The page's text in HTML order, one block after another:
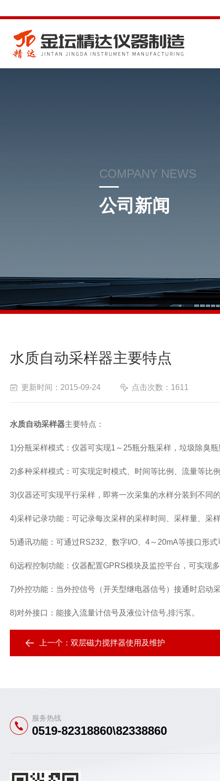
COMPANY NEWS
公司新闻
水质自动采样器主要特点
更新时间：2015-09-24 点击次数：1611
水质自动采样器主要特点：
1)分瓶采样模式：仪器可实现1～25瓶分瓶采样，垃圾除臭
2)多种采样模式：可实现定时模式、时间等比例、流量等
3)仪器还可实现平行采样，即将一次采集的水样分装到不
4)采样记录功能：可记录每次采样的采样时间、采样量、
5)通讯功能：可通过RS232、数字I/O、4～20mA等接口形
6)远程控制功能：仪器配置GPRS模块及监控平台，可实现
7)外控功能：当外控信号（开关型继电器信号）接通时启动
8)对外接口：能接入流量计信号及液位计信号,排污泵。
上一个： 双层磁力搅拌器使用及维护
服务热线
0519-82318860\82338860